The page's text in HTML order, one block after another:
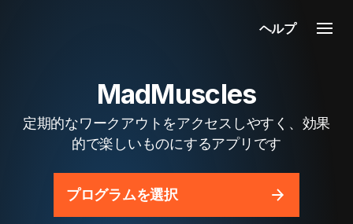
ヘルプ
MadMuscles
定期的なワークアウトをアクセスしやすく、効果
的で楽しいものにするアプリです
プログラムを選択